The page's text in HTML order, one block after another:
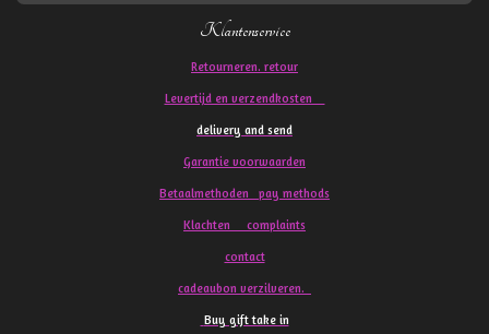
Klantenservice
Retourneren. retour
Levertijd en verzendkosten
delivery and send
Garantie voorwaarden
Betaalmethoden pay methods
Klachten complaints
contact
cadeaubon verzilveren.
Buy gift take in